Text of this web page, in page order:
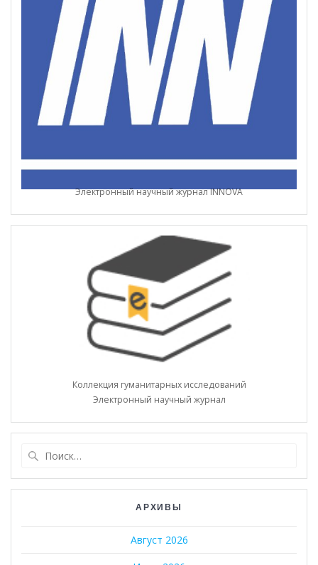
Электронный научный журнал INNOVA
Коллекция гуманитарных исследований
Электронный научный журнал
АРХИВЫ
Август 2026